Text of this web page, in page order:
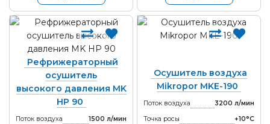
Рефрижераторный
осушитель
высокого давления MK
HP 90
Поток воздуха
1500 л/мин
Осушитель воздуха
Mikropor MKE-190
Поток воздуха
3200 л/мин
Точка росы
+10°С